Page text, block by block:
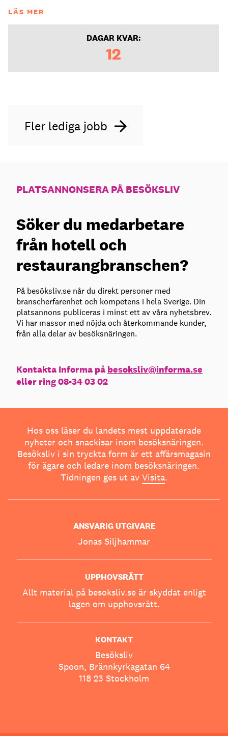
LÄS MER
DAGAR KVAR:
12
Fler lediga jobb
PLATSANNONSERA PÅ BESÖKSLIV
Söker du medarbetare
från hotell och
restaurangbranschen?
På besöksliv.se når du direkt personer med
branscherfarenhet och kompetens i hela Sverige. Din
platsannons publiceras i minst ett av våra nyhetsbrev.
Vi har massor med nöjda och återkommande kunder,
från alla delar av besöksnäringen.
Kontakta Informa på besoksliv@informa.se
eller ring 08-34 03 02
Hos oss läser du landets mest uppdaterade
nyheter och snackisar inom besöksnäringen.
Besöksliv i sin tryckta form är ett affärsmagasin
för ägare och ledare inom besöksnäringen.
Tidningen ges ut av Visita.
ANSVARIG UTGIVARE
Jonas Siljhammar
UPPHOVSRÄTT
Allt material på besoksliv.se är skyddat enligt
lagen om upphovsrätt.
KONTAKT
Besöksliv
Spoon, Brännkyrkagatan 64
118 23 Stockholm